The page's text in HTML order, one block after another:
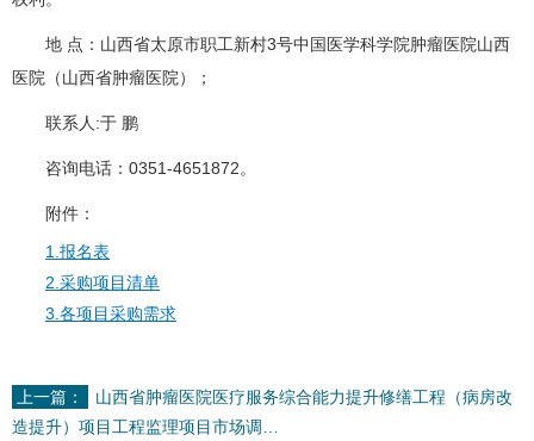
地 点：山西省太原市职工新村3号中国医学科学院肿瘤医院山西
医院（山西省肿瘤医院）；
联系人:于 鹏
咨询电话：0351-4651872。
附件：
1.报名表
2.采购项目清单
3.各项目采购需求
上一篇：
山西省肿瘤医院医疗服务综合能力提升修缮工程（病房改
造提升）项目工程监理项目市场调…